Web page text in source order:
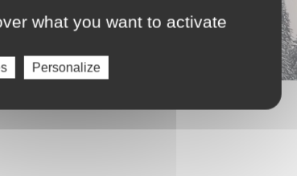
what you want to activate
Personalize